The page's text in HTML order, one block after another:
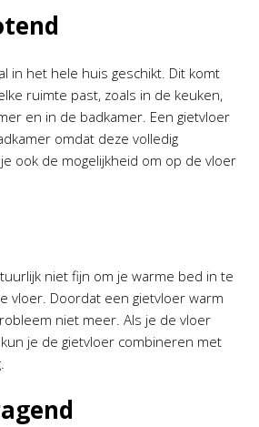
in het hele huis geschikt. Dit komt
ruimte past, zoals in de keuken,
en in de badkamer. Een gietvloer
omdat deze volledig
ook de mogelijkheid om op de vloer
niet fijn om je warme bed in te
vloer. Doordat een gietvloer warm
niet meer. Als je de vloer
je de gietvloer combineren met